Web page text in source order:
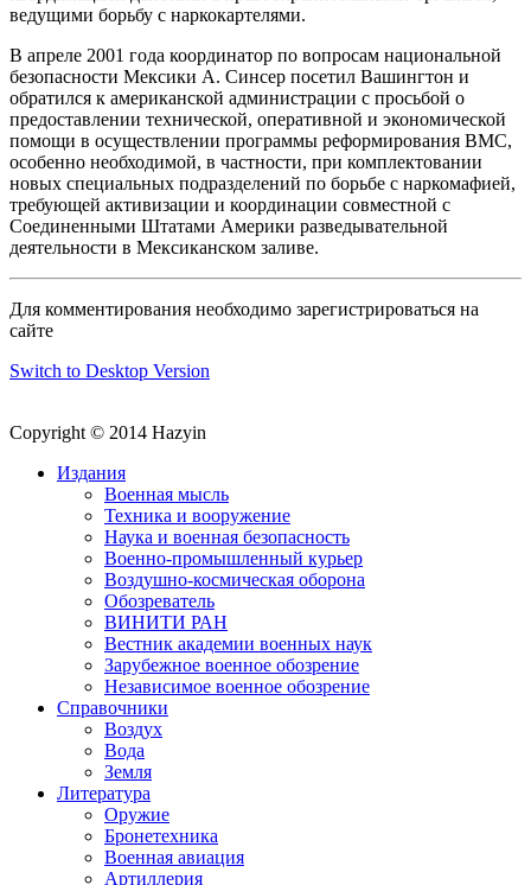
ведущими борьбу с наркокартелями.
В апреле 2001 года координатор по вопросам национальной
безопасности Мексики А. Синсер посетил Вашингтон и
обратился к американской администрации с просьбой о
предоставлении технической, оперативной и экономической
помощи в осуществлении программы реформирования ВМС,
особенно необходимой, в частности, при комплектовании
новых специальных подразделений по борьбе с наркомафией,
требующей активизации и координации совместной с
Соединенными Штатами Америки разведывательной
деятельности в Мексиканском заливе.
Для комментирования необходимо зарегистрироваться на
сайте
Switch to Desktop Version
Copyright © 2014 Hazyin
Издания
Военная мысль
Техника и вооружение
Наука и военная безопасность
Военно-промышленный курьер
Воздушно-космическая оборона
Обозреватель
ВИНИТИ РАН
Вестник академии военных наук
Зарубежное военное обозрение
Независимое военное обозрение
Справочники
Воздух
Вода
Земля
Литература
Оружие
Бронетехника
Военная авиация
Артиллерия